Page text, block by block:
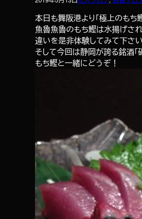
本日も舞阪港より「極上のもち
魚魯魚魯のもち鰹は水揚げさ
違いを是非体験してみて下さい
そして今回は静岡が誇る銘酒「
もち鰹と一緒にどうぞ！